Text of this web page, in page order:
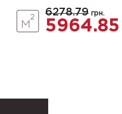
6278.79 грн.
5964.85